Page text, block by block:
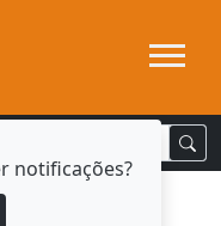
notificações?